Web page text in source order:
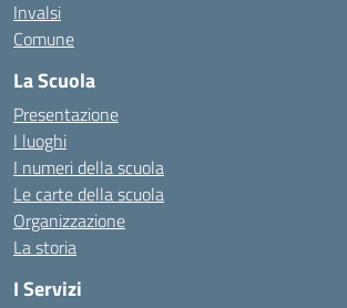
Invalsi
Comune
La Scuola
Presentazione
I luoghi
I numeri della scuola
Le carte della scuola
Organizzazione
La storia
I Servizi